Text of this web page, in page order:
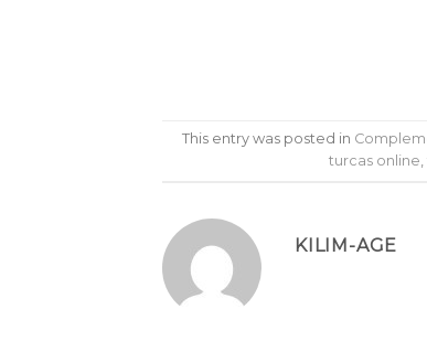
This entry was posted in
turcas online,
KILIM-AGE